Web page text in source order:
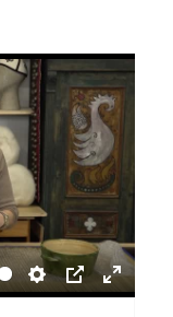
Settings
PIP Enter